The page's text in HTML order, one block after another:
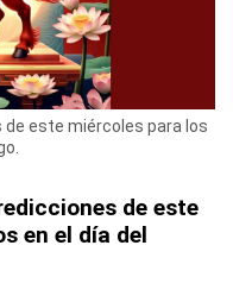
de este miércoles para los
de este
en el día del